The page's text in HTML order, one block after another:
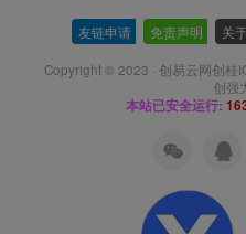
友链申请 免责声明 关
Copyright © 2023 · 创易云网创桂
创强
本站已安全运行: